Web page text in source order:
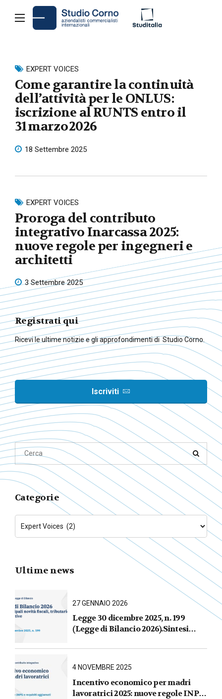
EXPERT VOICES
Come garantire la continuità
dell’attività per le ONLUS :
iscrizione al RUNTS entro il
31 marzo 2026
18 Settembre 2025
EXPERT VOICES
Proroga del contributo
integrativo Inarcassa 2025:
nuove regole per ingegneri e
architetti
3 Settembre 2025
Registrati qui
Ricevi le ultime notizie e gli approfondimenti di Studio Corno.
Iscriviti
Categorie
Ultime news
27 GENNAIO 2026
Legge 30 dicembre 2025, n. 199
(Legge di Bilancio 2026).Sintesi
fiscali, tributarie, contributive e per
4 NOVEMBRE 2025
Incentivo economico per madri
lavoratrici 2025: nuove regole INPS